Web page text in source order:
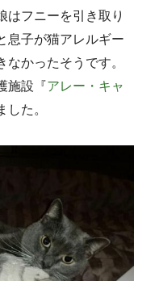
はフニーを引き取り
息子が猫アレルギー
かったそうです。
施設『アレー・キャ
した。